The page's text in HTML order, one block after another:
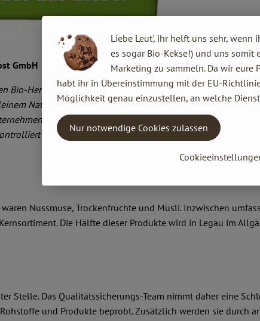
GmbH
Bio-Hersteller in Europa. Begonnen hat alles ganz klein:
Naturkostladen im bayerischen Augsburg.
ein international agierendes
biologische, naturbelassene und vegetarische
Nussmuse, Trockenfrüchte und Müsli. Inzwischen
Die Hälfte dieser Produkte wird in Legau im
Stelle. Das Qualitätssicherungs-Team nimmt daher eine
und Produkte beprobt. Zusätzlich werden sie durch
Liebe Leut', ihr helft uns sehr, wenn
es sogar Bio-Kekse!) und uns somit
Marketing zu sammeln. Da wir eure
habt ihr in Übereinstimmung mit der EU-
Möglichkeit genau einzustellen, an welche
Nur notwendige Cookies zulassen